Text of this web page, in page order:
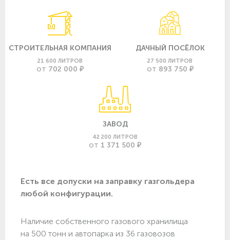
СТРОИТЕЛЬНАЯ КОМПАНИЯ
21 600 ЛИТРОВ
ОТ 702 000 ₽
ДАЧНЫЙ ПОСЁЛОК
27 500 ЛИТРОВ
ОТ 893 750 ₽
ЗАВОД
42 200 ЛИТРОВ
ОТ 1 371 500 ₽
Есть все допуски нa заправку газгольдера
любой конфигурации.
Наличие собственного газового хранилища
на 500 тонн и автопарка из 36 газовозов